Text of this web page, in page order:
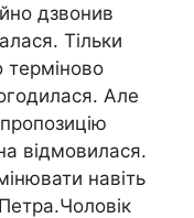
дзвонив
Тільки
терміново
Але
відмовилася.
навіть